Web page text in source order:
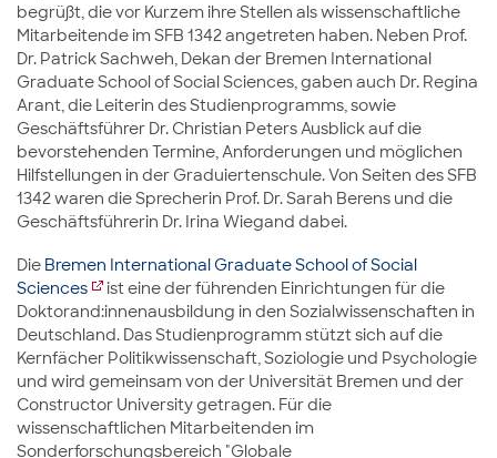
begrüßt, die vor Kurzem ihre Stellen als wissenschaftliche
Mitarbeitende im SFB 1342 angetreten haben. Neben Prof.
Dr. Patrick Sachweh, Dekan der Bremen International
Graduate School of Social Sciences, gaben auch Dr. Regina
Arant, die Leiterin des Studienprogramms, sowie
Geschäftsführer Dr. Christian Peters Ausblick auf die
bevorstehenden Termine, Anforderungen und möglichen
Hilfstellungen in der Graduiertenschule. Von Seiten des SFB
1342 waren die Sprecherin Prof. Dr. Sarah Berens und die
Geschäftsführerin Dr. Irina Wiegand dabei.
Die Bremen International Graduate School of Social
Sciences
ist eine der führenden Einrichtungen für die
Doktorand:innenausbildung in den Sozialwissenschaften in
Deutschland. Das Studienprogramm stützt sich auf die
Kernfächer Politikwissenschaft, Soziologie und Psychologie
und wird gemeinsam von der Universität Bremen und der
Constructor University getragen. Für die
wissenschaftlichen Mitarbeitenden im
Sonderforschungsbereich "Globale